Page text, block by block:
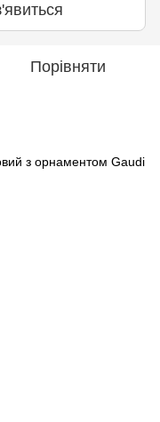
Порівняти
з орнаментом Gaudi